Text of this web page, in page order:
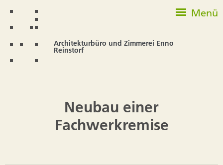
Architekturbüro und Zimmerei Enno
Reinstorf
Menü
Neubau einer
Fachwerkremise